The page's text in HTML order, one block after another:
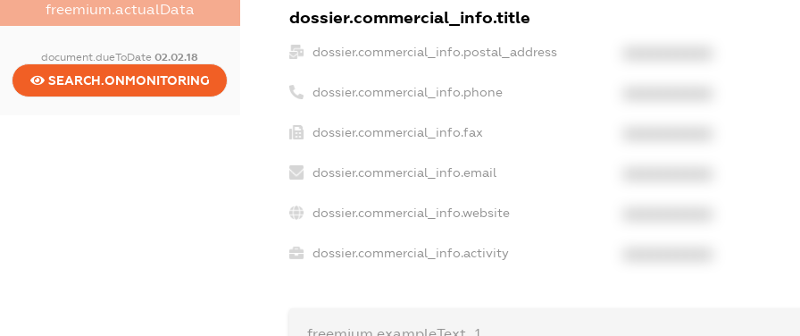
freemium.actualData
document.dueToDate02.02.18
SEARCH.ONMONITORING
dossier.commercial_info.title
dossier.commercial_info.postal_address
dossier.commercial_info.phone
dossier.commercial_info.fax
dossier.commercial_info.email
dossier.commercial_info.website
dossier.commercial_info.activity